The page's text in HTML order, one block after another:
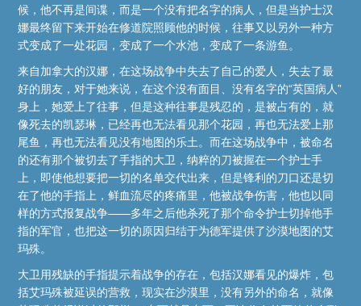
候，他不再是间谍，而是一个没有把名字的病人，但是当护士汉
娜最终留下来开始在修道院照顾他的时候，往事又以另外一种方
式变成了一处花园，变成了一个水池，变成了一条游鱼。
来自加拿大的汉娜，在这场战争中失去了自己的爱人，失去了最
好的朋友，对于她来说，在这个没有面目、没有名字的“英国病人”
身上，她爱上了往事，但是这种往事是残忍的，是被占有的，就
像死去的凯瑟琳，已经再也无法看见那个花园，再也无法爱上那
尾鱼，再也无法看见没有地图的乐土。而在这场战争中，被命名
的还有那个被切去了手指的大卫，纳粹的刀被握在一个护士手
上，即使他想要把一切的名单交代出来，但是锋利的刀口还是切
在了他的手指上，鲜血流尽的疼痛里，他被战争伤害，他也以同
样的方式报复战争——多年之后他杀死了那个命令护士切掉他手
指的军官，也把这一切的原因归结于为德军提供了沙漠地图的艾
玛殊。
大卫用残缺的手指提示着战争的存在，包括汉娜看见的爆炸，包
括艾玛殊被延误的营救，现实在沙漠里，没有另外的命名，就像